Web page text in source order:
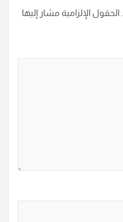
الحقول الإلزامية مشار إليها